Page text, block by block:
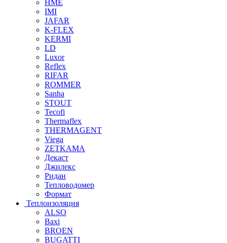
HME
IMI
JAFAR
K-FLEX
KERMI
LD
Luxor
Reflex
RIFAR
ROMMER
Sanha
STOUT
Tecofi
Thermaflex
THERMAGENT
Viega
ZETKAMA
Декаст
Джилекс
Ридан
Тепловодомер
Формат
Теплоизоляция
ALSO
Baxi
BROEN
BUGATTI